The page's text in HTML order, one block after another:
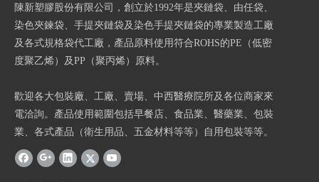
陳新塑膠股份有限公司，創立於1992年是夾鏈袋、由任袋、
染色夾鍊袋、手提夾鏈袋及染色手提夾鏈袋的專業製造工廠
及各式規格袋代工廠，產品原料使用符合ROHS的PE（低密
度聚乙烯）及PP（聚丙烯）原料。
歡迎各大包裝廠、工廠、賣場、中西醫療院所及各位商家來
電洽詢。產品使用範圍包括早餐店、食品業、醫藥業、包裝
業、各式產品（衛生用品、五金材料等等）自用包裝等等。